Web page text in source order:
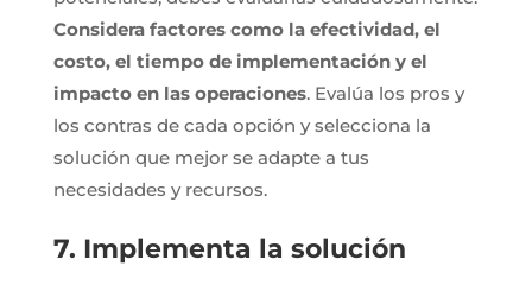
Considera factores como la efectividad, el
costo, el tiempo de implementación y el
impacto en las operaciones. Evalúa los pros y
los contras de cada opción y selecciona la
solución que mejor se adapte a tus
necesidades y recursos.
7. Implementa la solución